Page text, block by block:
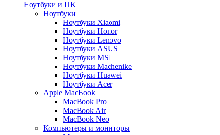
Ноутбуки и ПК
Ноутбуки
Ноутбуки Xiaomi
Ноутбуки Honor
Ноутбуки Lenovo
Ноутбуки ASUS
Ноутбуки MSI
Ноутбуки Machenike
Ноутбуки Huawei
Ноутбуки Acer
Apple MacBook
MacBook Pro
MacBook Air
MacBook Neo
Компьютеры и мониторы